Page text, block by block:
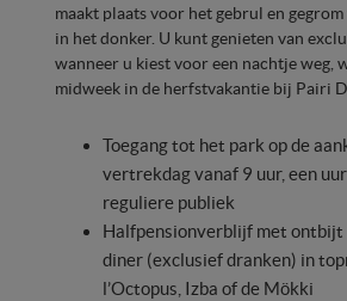
maakt plaats voor het gebrul en
in het donker. U kunt genieten van
wanneer u kiest voor een nachtje weg,
midweek in de herfstvakantie bij Pairi
Toegang tot het park op de
vertrekdag vanaf 9 uur, een
reguliere publiek
Halfpensionverblijf met ontbijt
diner (exclusief dranken) in
l’Octopus, Izba of de Mökki